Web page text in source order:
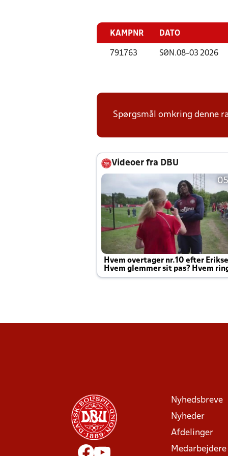
KAMPNR DATO
791763 SØN.08-03 2026
Spørgsmål omkring denne
Videoer fra DBU
Hvem overtager nr.10 efter
Hvem glemmer sit pas? Hvem
Joachim altid til efter kampe?
Nyhedsbreve
Nyheder
Afdelinger
Medarbejdere